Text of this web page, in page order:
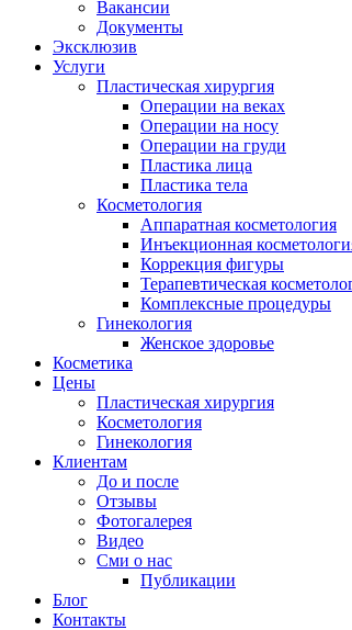
Вакансии
Документы
Эксклюзив
Услуги
Пластическая хирургия
Операции на веках
Операции на носу
Операции на груди
Пластика лица
Пластика тела
Косметология
Аппаратная косметология
Инъекционная
Коррекция фигуры
Терапевтическая
Комплексные процедуры
Гинекология
Женское здоровье
Косметика
Цены
Пластическая хирургия
Косметология
Гинекология
Клиентам
До и после
Отзывы
Фотогалерея
Видео
Сми о нас
Публикации
Блог
Контакты